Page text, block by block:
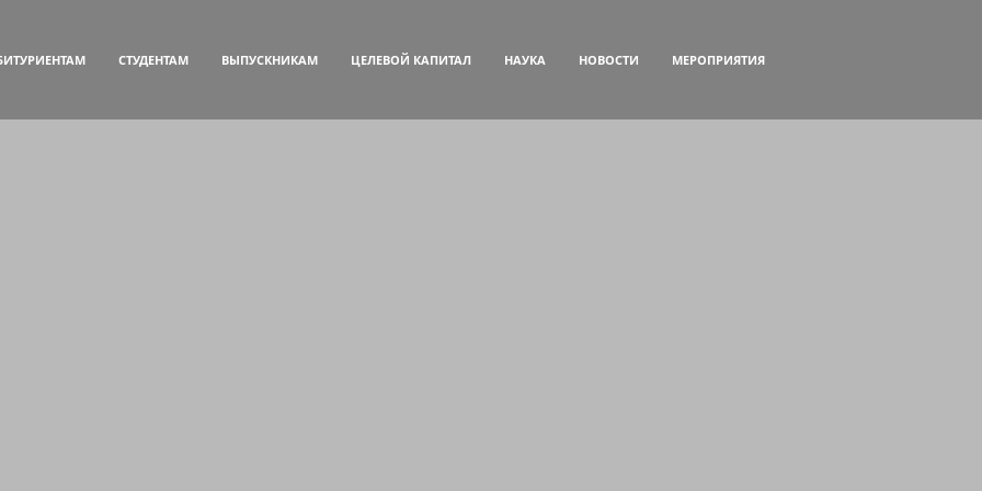
СТУДЕНТАМ ВЫПУСКНИКАМ ЦЕЛЕВОЙ КАПИТАЛ НАУКА НОВОСТИ МЕРОПРИЯТИЯ